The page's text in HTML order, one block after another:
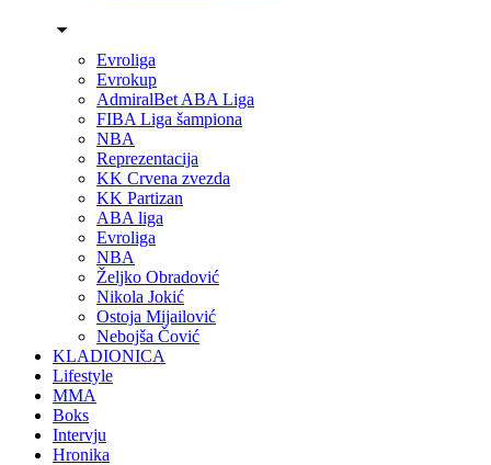
Evroliga
Evrokup
AdmiralBet ABA Liga
FIBA Liga šampiona
NBA
Reprezentacija
KK Crvena zvezda
KK Partizan
ABA liga
Evroliga
NBA
Željko Obradović
Nikola Jokić
Ostoja Mijailović
Nebojša Čović
KLADIONICA
Lifestyle
MMA
Boks
Intervju
Hronika